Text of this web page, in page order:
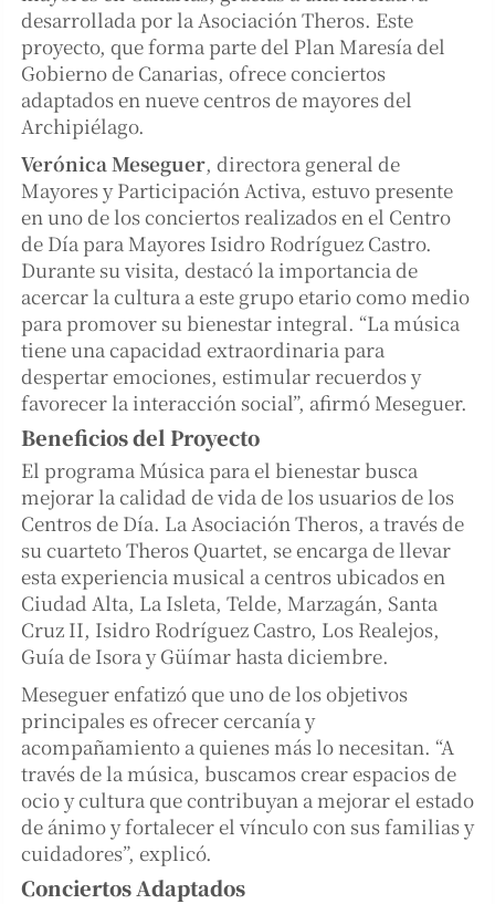
desarrollada por la Asociación Theros. Este
proyecto, que forma parte del Plan Maresía del
Gobierno de Canarias, ofrece conciertos
adaptados en nueve centros de mayores del
Archipiélago.
Verónica Meseguer, directora general de
Mayores y Participación Activa, estuvo presente
en uno de los conciertos realizados en el Centro
de Día para Mayores Isidro Rodríguez Castro.
Durante su visita, destacó la importancia de
acercar la cultura a este grupo etario como medio
para promover su bienestar integral. “La música
tiene una capacidad extraordinaria para
despertar emociones, estimular recuerdos y
favorecer la interacción social”, afirmó Meseguer.
Beneficios del Proyecto
El programa Música para el bienestar busca
mejorar la calidad de vida de los usuarios de los
Centros de Día. La Asociación Theros, a través de
su cuarteto Theros Quartet, se encarga de llevar
esta experiencia musical a centros ubicados en
Ciudad Alta, La Isleta, Telde, Marzagán, Santa
Cruz II, Isidro Rodríguez Castro, Los Realejos,
Guía de Isora y Güímar hasta diciembre.
Meseguer enfatizó que uno de los objetivos
principales es ofrecer cercanía y
acompañamiento a quienes más lo necesitan. “A
través de la música, buscamos crear espacios de
ocio y cultura que contribuyan a mejorar el estado
de ánimo y fortalecer el vínculo con sus familias y
cuidadores”, explicó.
Conciertos Adaptados